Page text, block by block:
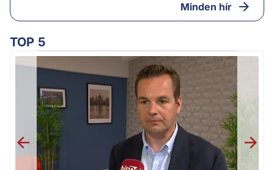
Minden hír
TOP 5